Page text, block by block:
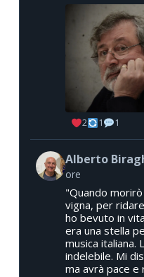
2 1 1
Alberto
ore
"Quando
vigna, per
ho bevuto in
era una stella
musica italiana.
indelebile. Mi
ma avrà pace e